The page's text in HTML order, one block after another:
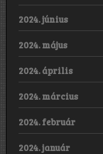
2024. június
2024. május
2024. április
2024. március
2024. február
2024. január